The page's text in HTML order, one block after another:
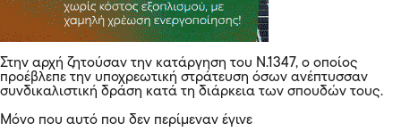
Στην αρχή ζητούσαν την κατάργηση του Ν.1347, ο οποίος
προέβλεπε την υποχρεωτική στράτευση όσων ανέπτυσσαν
συνδικαλιστική δράση κατά τη διάρκεια των σπουδών τους.
Μόνο που αυτό που δεν περίμεναν έγινε